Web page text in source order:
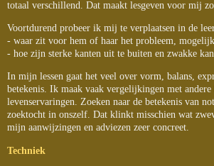
totaal verschillend. Dat maakt lesgeven voor mij zo
Voortdurend probeer ik mij te verplaatsen in de
- waar zit voor hem of haar het probleem,
- hoe zijn sterke kanten uit te buiten en zwakke
In mijn lessen gaat het veel over vorm, balans,
betekenis. Ik maak vaak vergelijkingen met
levenservaringen. Zoeken naar de betekenis van
zoektocht in onszelf. Dat klinkt misschien wat
mijn aanwijzingen en adviezen zeer concreet.
Techniek